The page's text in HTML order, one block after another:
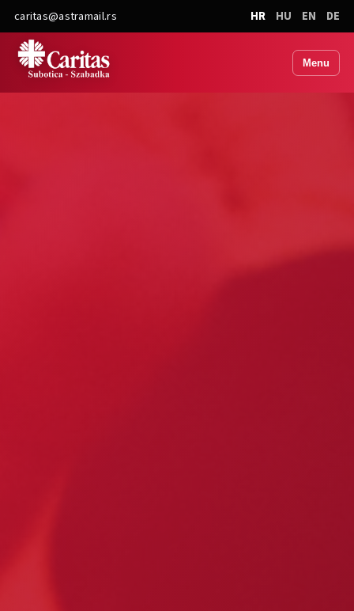
caritas@astramail.rs HR HU EN DE
Menu